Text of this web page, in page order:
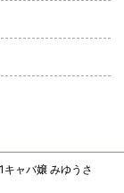
ャバ嬢 みゆうさ